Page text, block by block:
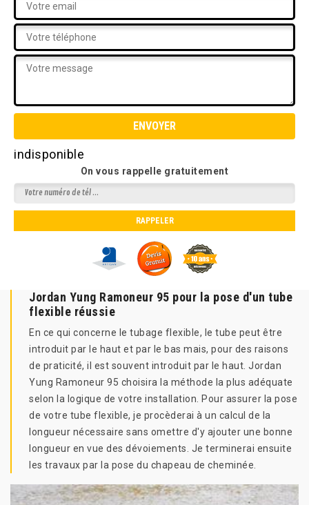
indisponible
On vous rappelle gratuitement
Jordan Yung Ramoneur 95 pour la pose d'un tube
flexible réussie
En ce qui concerne le tubage flexible, le tube peut être
introduit par le haut et par le bas mais, pour des raisons
de praticité, il est souvent introduit par le haut. Jordan
Yung Ramoneur 95 choisira la méthode la plus adéquate
selon la logique de votre installation. Pour assurer la pose
de votre tube flexible, je procèderai à un calcul de la
longueur nécessaire sans omettre d'y ajouter une bonne
longueur en vue des dévoiements. Je terminerai ensuite
les travaux par la pose du chapeau de cheminée.